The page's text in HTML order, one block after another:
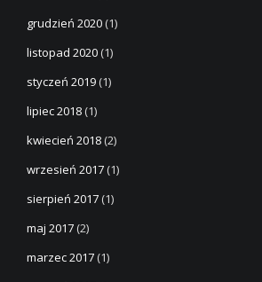
grudzień 2020 (1)
listopad 2020 (1)
styczeń 2019 (1)
lipiec 2018 (1)
kwiecień 2018 (2)
wrzesień 2017 (1)
sierpień 2017 (1)
maj 2017 (2)
marzec 2017 (1)